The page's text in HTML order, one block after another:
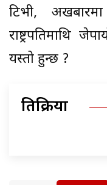
टिभी,
राष्ट्रपतिमाथि
यस्तो हुन्छ ?
प्रतिक्रिया